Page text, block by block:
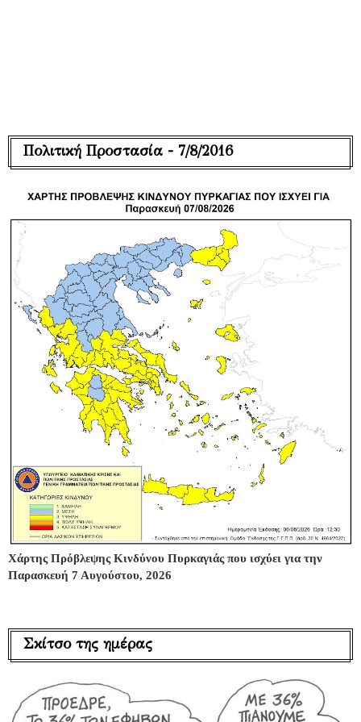
Πολιτική Προστασία - 7/8/2016
Χάρτης Πρόβλεψης Κινδύνου Πυρκαγιάς που ισχύει για την
Παρασκευή 7 Αυγούστου, 2026
Σκίτσο της ημέρας